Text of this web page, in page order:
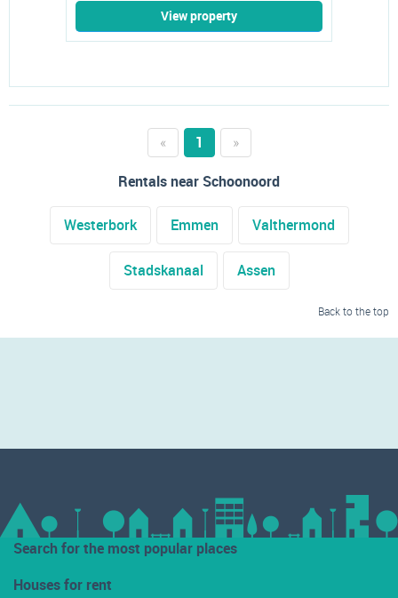
View property
« 1
»
Rentals near Schoonoord
Westerbork Emmen Valthermond
Stadskanaal Assen
Back to the top
Search for the most popular places
Houses for rent